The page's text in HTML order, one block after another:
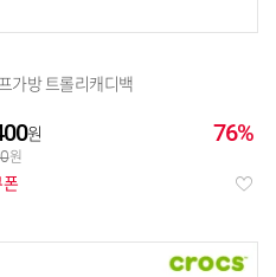
가방 트롤리캐디백
76%